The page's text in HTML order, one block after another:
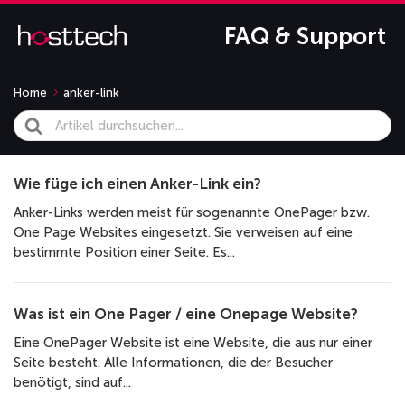
FAQ & Support
Home anker-link
Search
For
Wie füge ich einen Anker-Link ein?
Anker-Links werden meist für sogenannte OnePager bzw.
One Page Websites eingesetzt. Sie verweisen auf eine
bestimmte Position einer Seite. Es...
Was ist ein One Pager / eine Onepage Website?
Eine OnePager Website ist eine Website, die aus nur einer
Seite besteht. Alle Informationen, die der Besucher
benötigt, sind auf...